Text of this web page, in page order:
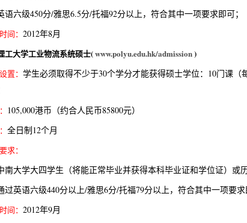
语六级450分/雅思6.5分/托福92分以上，符合其中一项要求即可；
间： 2012年8月
工大学工业物流系统硕士(www.polyu.edu.hk/admission)
置： 学生必须取得不少于30个学分才能获得硕士学位：10门课（
105,000港币（约合人民币85800元）
全日制12个月
求：
南大学大四学生（将能正常毕业并获得本科毕业证和学位证）或
过英语六级440分以上/雅思6分/托福79分以上，符合其中一项要求
间： 2012年9月